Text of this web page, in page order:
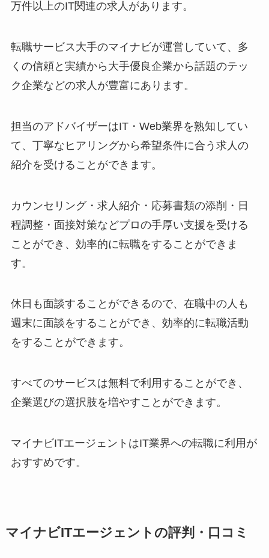
万件以上のIT関連の求人があります。
転職サービス大手のマイナビが運営していて、多
くの信頼と実績から大手優良企業から話題のテッ
ク企業などの求人が豊富にあります。
担当のアドバイザーはIT・Web業界を熟知してい
て、丁寧なヒアリングから希望条件に合う求人の
紹介を受けることができます。
カウンセリング・求人紹介・応募書類の添削・日
程調整・面接対策などプロの手厚い支援を受ける
ことができ、効率的に転職をすることができま
す。
休日も面談することができるので、在職中の人も
週末に面談をすることができ、効率的に転職活動
をすることができます。
すべてのサービスは無料で利用することができ、
企業選びの選択肢を増やすことができます。
マイナビITエージェントはIT業界への転職に利用が
おすすめです。
マイナビITエージェントの評判・口コミ